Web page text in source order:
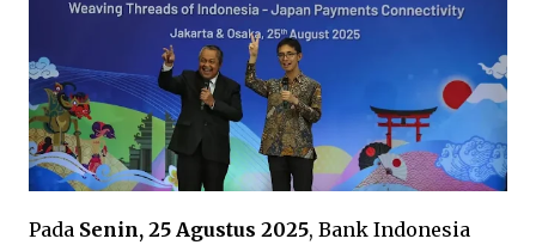
Pada Senin, 25 Agustus 2025, Bank Indonesia